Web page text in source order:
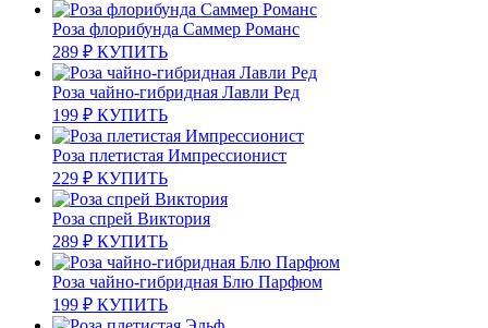
Роза флорибунда Саммер Романс
289 ₽ КУПИТЬ
Роза чайно-гибридная Лавли Ред
199 ₽ КУПИТЬ
Роза плетистая Импрессионист
229 ₽ КУПИТЬ
Роза спрей Виктория
289 ₽ КУПИТЬ
Роза чайно-гибридная Блю Парфюм
199 ₽ КУПИТЬ